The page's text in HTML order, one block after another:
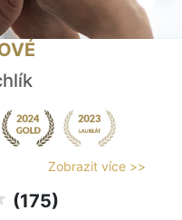
Zobrazit více >>
(175)